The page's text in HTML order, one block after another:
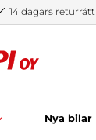
14 dagars returrätt
Nya bilar